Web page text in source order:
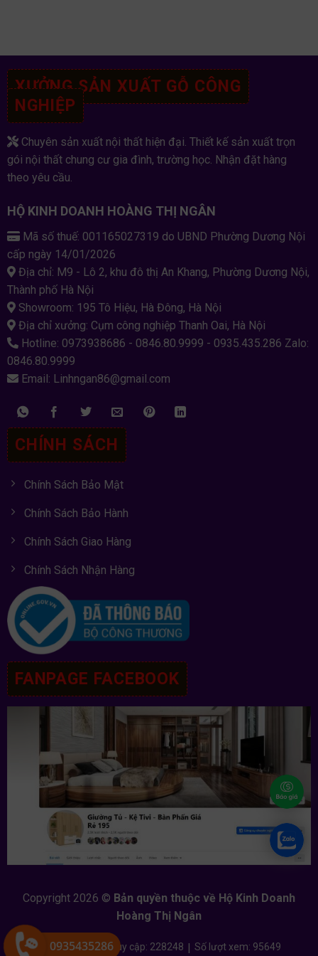
XƯỞNG SẢN XUẤT GỖ CÔNG
NGHIỆP
Chuyên sản xuất nội thất hiện đại. Thiết kế sản xuất trọn
gói nội thất chung cư gia đình, trường học. Nhận đặt hàng
theo yêu cầu.
HỘ KINH DOANH HOÀNG THỊ NGÂN
Mã số thuế: 001165027319 do UBND Phường Dương Nội
cấp ngày 14/01/2026
Địa chỉ: M9 - Lô 2, khu đô thị An Khang, Phường Dương Nội,
Thành phố Hà Nội
Showroom: 195 Tô Hiệu, Hà Đông, Hà Nội
Địa chỉ xưởng: Cụm công nghiệp Thanh Oai, Hà Nội
Hotline: 0973938686 - 0846.80.9999 - 0935.435.286 Zalo:
0846.80.9999
Email: Linhngan86@gmail.com
CHÍNH SÁCH
Chính Sách Bảo Mật
Chính Sách Bảo Hành
Chính Sách Giao Hàng
Chính Sách Nhận Hàng
FANPAGE FACEBOOK
Copyright 2026 © Bản quyền thuộc về Hộ Kinh Doanh
Hoàng Thị Ngân
Đang online: 1 | Tổng truy cập: 228248 | Số lượt xem: 95649
0935435286